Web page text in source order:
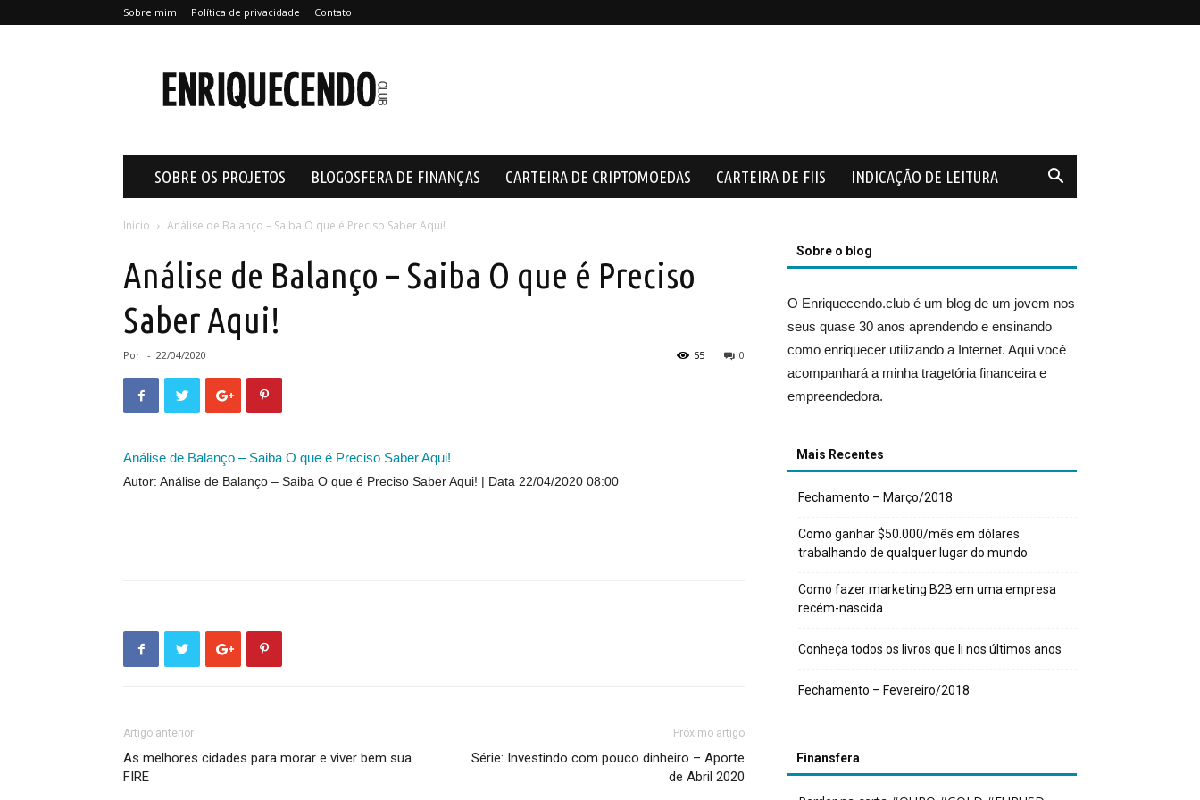
Sobre mim Política de privacidade Contato
SOBRE OS PROJETOS BLOGOSFERA DE FINANÇAS CARTEIRA DE CRIPTOMOEDAS CARTEIRA DE FIIS INDICAÇÃO DE LEITURA
Início Análise de Balanço – Saiba O que é Preciso Saber Aqui!
Análise de Balanço – Saiba O que é Preciso
Saber Aqui!
Por - 22/04/2020 0
55
Análise de Balanço – Saiba O que é Preciso Saber Aqui!
Autor: Análise de Balanço – Saiba O que é Preciso Saber Aqui! Data 22/04/2020 08:00
Artigo anterior
As melhores cidades para morar e viver bem sua
FIRE
Próximo artigo
Série: Investindo com pouco dinheiro – Aporte
de Abril 2020
Sobre o blog
O Enriquecendo.club é um blog de um jovem nos
seus quase 30 anos aprendendo e ensinando
como enriquecer utilizando a Internet. Aqui você
acompanhará a minha tragetória financeira e
empreendedora.
Mais Recentes
Fechamento – Março/2018
Como ganhar $50.000/mês em dólares
trabalhando de qualquer lugar do mundo
Como fazer marketing B2B em uma empresa
recém-nascida
Conheça todos os livros que li nos últimos anos
Fechamento – Fevereiro/2018
Finansfera